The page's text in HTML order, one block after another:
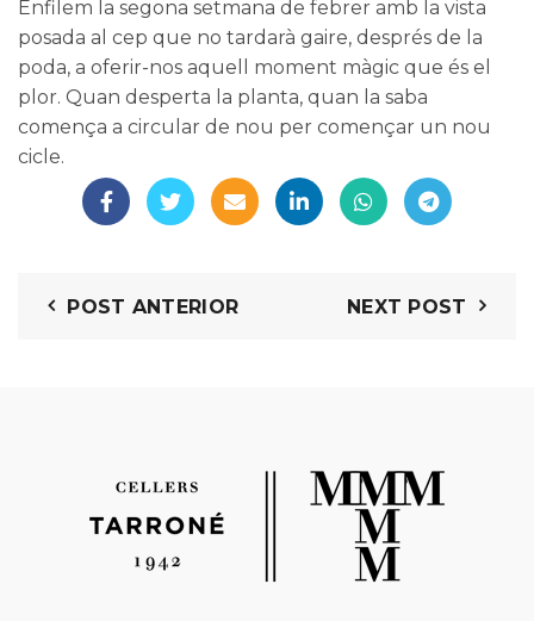
Enfilem la segona setmana de febrer amb la vista
posada al cep que no tardarà gaire, després de la
poda, a oferir-nos aquell moment màgic que és el
plor. Quan desperta la planta, quan la saba
comença a circular de nou per començar un nou
cicle.
POST ANTERIOR NEXT POST